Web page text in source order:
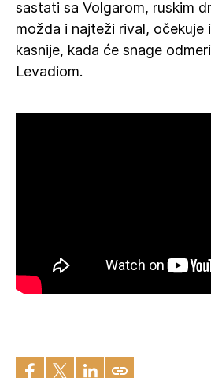
sastati sa Volgarom, ruskim
možda i najteži rival, očekuje
kasnije, kada će snage
Levadiom.